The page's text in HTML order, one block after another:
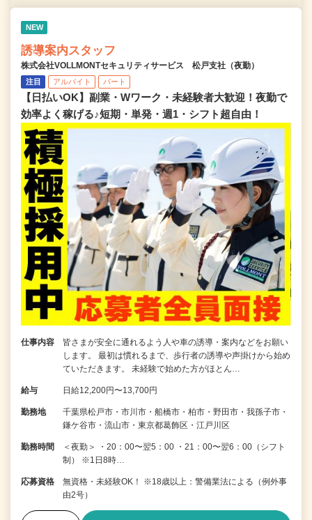
NEW
誘導案内スタッフ
株式会社VOLLMONTセキュリティサービス 松戸支社（夜勤）
注目 アルバイト パート
【日払いOK】副業・Wワーク・未経験者大歓迎！夜勤で
効率よく稼げる♪短期・単発・週1・シフト超自由！
仕事内容
皆さまが安全に通れるよう人や車の誘導・案内などをお願い
します。 最初は慣れるまで、歩行者の誘導や声掛けから始め
ていただきます。 未経験で始めた方がほとん…
給与 日給12,200円〜13,700円
勤務地
千葉県松戸市・市川市・船橋市・柏市・野田市・我孫子市・
鎌ケ谷市・流山市・東京都葛飾区・江戸川区
勤務時間
＜夜勤＞ ・20：00〜翌5：00 ・21：00〜翌6：00（シフト
制） ※1日8時…
応募資格
無資格・未経験OK！ ※18歳以上：警備業法による（例外事
由2号）